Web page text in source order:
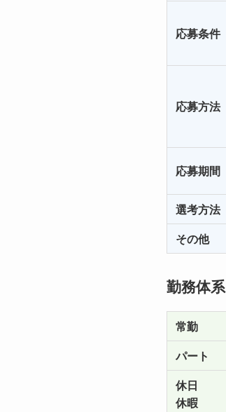
応募条件
応募方法
応募期間
選考方法
その他
勤務体系
常勤
パート
休日
休暇